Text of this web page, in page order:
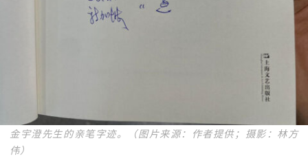
金宇澄先生的亲笔字迹。（图片来源：作者提供；摄影：林方
伟）